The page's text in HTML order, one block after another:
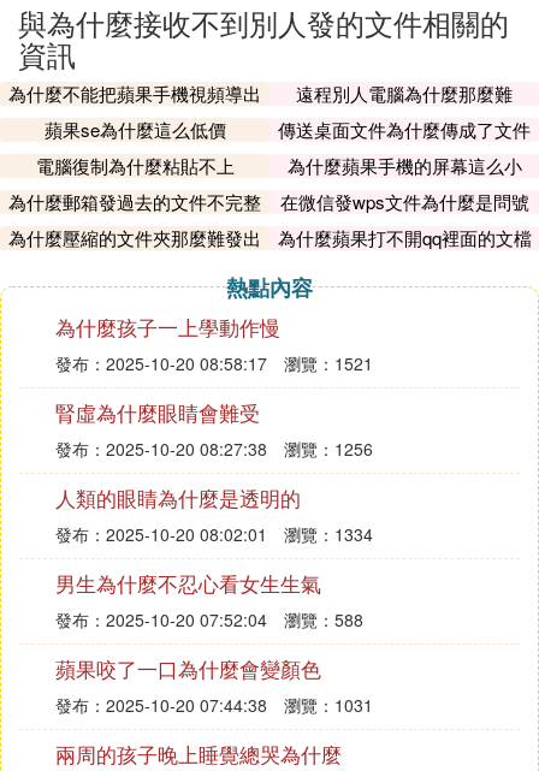
⑷ 手機微信傳輸文件電腦接收不到
摘要導致這個問題應該是一個程序BUG。可以從網路
中搜索微信，下載最新版本的電腦端微信程序。
⑸ 微信電腦客戶端接收不了文件怎麼辦老是顯示一
個紅色的感嘆號，打不開
聊天信息出現紅色感嘆號，表示由於網路原因無法發
送，請稍後再發送；如果長時間出現問題，可以更改
在正常的聊天情況下，如果有一個紅色的感嘆號，唯
一的原因是沒有網路信號，因為沒有信號可以得到微
信消息，這使得聊天很難繼續。
在這種情況下，可以選擇要通信的流量，可以更好地
保證網路信號，這樣就不會發生這種情況。這樣的情
況是比較常見的，因為網路有時不是很穩定，這樣的
情況可以再次發送。
當朋友們會刪除自己的時候還會有發簡訊和紅色感嘆
號的情況，這個時候給對方加自己的就行了，才能把
簡訊發出去。
所以，在使用微信的時候，也要把握這樣的情況，一
旦看到紅色的感嘆號可能會希望看到具體的原因，當
然微信也會給自己一個提示，可以根據具體的原因解
決問題，從而恢復微信的使用。
與為什麼接收不到別人發的文件相關的
資訊
為什麼不能把蘋果手機視頻導出
遠程別人電腦為什麼那麼難
蘋果se為什麼這么低價
傳送桌面文件為什麼傳成了文件
夾
電腦復制為什麼粘貼不上
為什麼蘋果手機的屏幕這么小
為什麼郵箱發過去的文件不完整
呢
在微信發wps文件為什麼是問號
為什麼壓縮的文件夾那麼難發出
為什麼蘋果打不開qq裡面的文檔
熱點內容
為什麼孩子一上學動作慢
發布：2025-10-20 08:58:17 瀏覽：1521
腎虛為什麼眼睛會難受
發布：2025-10-20 08:27:38 瀏覽：1256
人類的眼睛為什麼是透明的
發布：2025-10-20 08:02:01 瀏覽：1334
男生為什麼不忍心看女生生氣
發布：2025-10-20 07:52:04 瀏覽：588
蘋果咬了一口為什麼會變顏色
發布：2025-10-20 07:44:38 瀏覽：1031
兩周的孩子晚上睡覺總哭為什麼